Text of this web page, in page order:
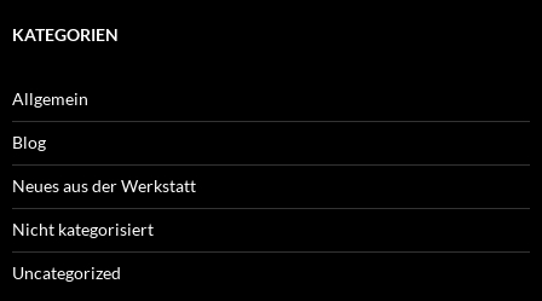
KATEGORIEN
Allgemein
Blog
Neues aus der Werkstatt
Nicht kategorisiert
Uncategorized